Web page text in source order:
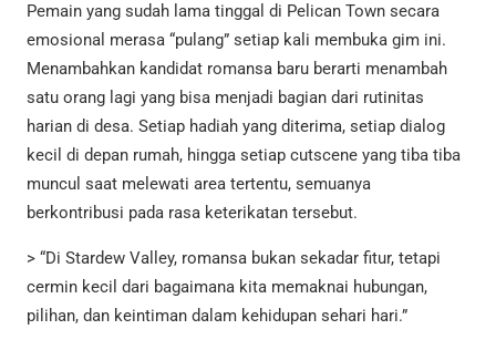
Pemain yang sudah lama tinggal di Pelican Town secara
emosional merasa “pulang” setiap kali membuka gim ini.
Menambahkan kandidat romansa baru berarti menambah
satu orang lagi yang bisa menjadi bagian dari rutinitas
harian di desa. Setiap hadiah yang diterima, setiap dialog
kecil di depan rumah, hingga setiap cutscene yang tiba tiba
muncul saat melewati area tertentu, semuanya
berkontribusi pada rasa keterikatan tersebut.
> “Di Stardew Valley, romansa bukan sekadar fitur, tetapi
cermin kecil dari bagaimana kita memaknai hubungan,
pilihan, dan keintiman dalam kehidupan sehari hari.”